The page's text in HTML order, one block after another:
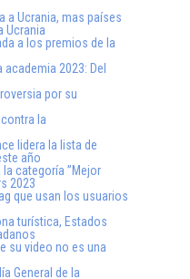
a Ucrania, mas países
Ucrania
a los premios de la
2023: Del
por su
la
lidera la lista de
año
categoría ”Mejor
2023
que usan los usuarios
turística, Estados
su video no es una
General de la